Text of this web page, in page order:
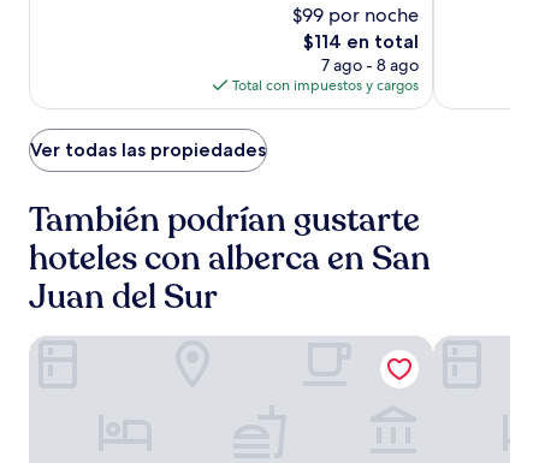
$99 por noche
El
precio
actual
es
$114 en total
7 ago - 8 ago
Total con impuestos y cargos
Ver todas las propiedades
También podrían gustarte
hoteles con alberca en San
Juan del Sur
La Santa Maria Boutique Hotel & Residences San Juan del
Black Pearl